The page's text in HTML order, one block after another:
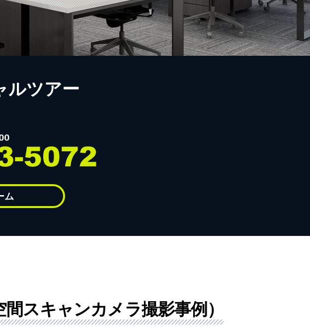
ルツアー
ム
スキャンカメラ撮影事例）